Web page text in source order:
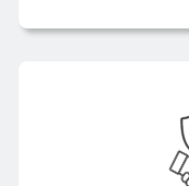
Працюємо з